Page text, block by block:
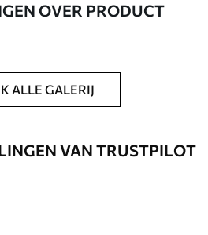
OVER PRODUCT
ALLE GALERIJ
VAN TRUSTPILOT